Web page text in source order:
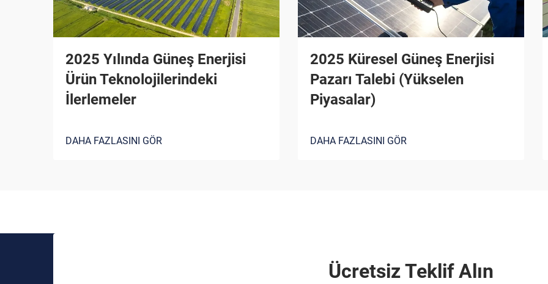
2025 Yılında Güneş Enerjisi
Ürün Teknolojilerindeki
İlerlemeler
DAHA FAZLASINI GÖR
2025 Küresel Güneş Enerjisi
Pazarı Talebi (Yükselen
Piyasalar)
DAHA FAZLASINI GÖR
Ücretsiz Teklif Alın